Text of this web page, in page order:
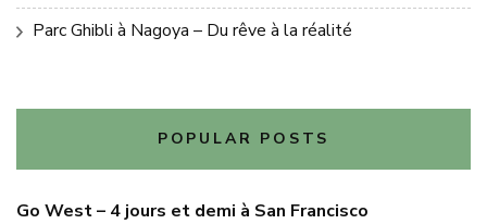
Parc Ghibli à Nagoya – Du rêve à la réalité
POPULAR POSTS
Go West – 4 jours et demi à San Francisco